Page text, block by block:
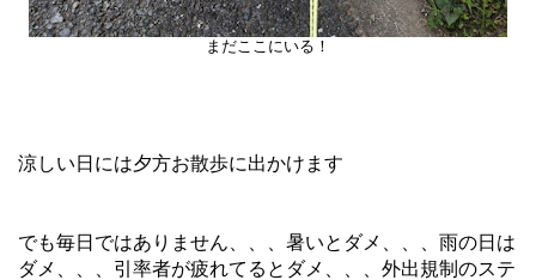
まだここにいる！
涼しい日には夕方お散歩に出かけます
でも毎日ではありません、、、暑いとダメ、、、雨の日は
ダメ、、、引率者が疲れてるとダメ、、、外出規制のステ